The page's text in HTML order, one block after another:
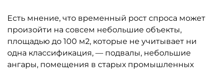
Есть мнение, что временный рост спроса может
произойти на совсем небольшие объекты,
площадью до 100 м2, которые не учитывает ни
одна классификация, — подвалы, небольшие
ангары, помещения в старых промышленных